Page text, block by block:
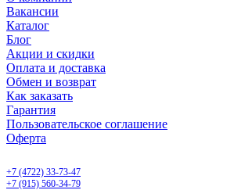
Вакансии
Каталог
Блог
Акции и скидки
Оплата и доставка
Обмен и возврат
Как заказать
Гарантия
Пользовательское соглашение
Оферта
+7 (4722) 33-73-47
+7 (915) 560-34-79